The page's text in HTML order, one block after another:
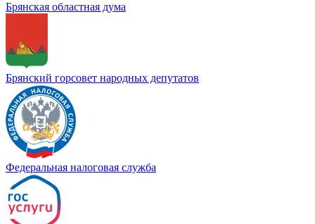
Брянская областная дума
Брянский горсовет народных депутатов
Федеральная налоговая служба